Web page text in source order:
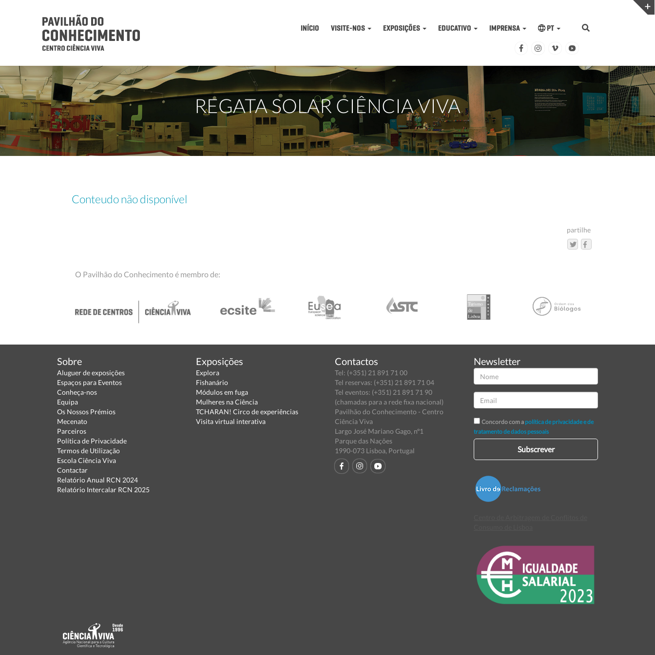
INÍCIO VISITE-NOS EXPOSIÇÕES EDUCATIVO IMPRENSA PT
REGATA SOLAR CIÊNCIA VIVA
Conteudo não disponível
partilhe
O Pavilhão do Conhecimento é membro de:
Sobre
Aluguer de exposições
Espaços para Eventos
Conheça-nos
Equipa
Os Nossos Prémios
Mecenato
Parceiros
Política de Privacidade
Termos de Utilização
Escola Ciência Viva
Contactar
Relatório Anual RCN 2024
Relatório Intercalar RCN 2025
Exposições
Explora
Fishanário
Módulos em fuga
Mulheres na Ciência
TCHARAN! Circo de experiências
Visita virtual interativa
Contactos
Tel: (+351) 21 891 71 00
Tel reservas: (+351) 21 891 71 04
Tel eventos: (+351) 21 891 71 90
(chamadas para a rede fixa nacional)
Pavilhão do Conhecimento - Centro
Ciência Viva
Largo José Mariano Gago, nº1
Parque das Nações
1990-073 Lisboa, Portugal
Newsletter
Concordo com a política de privacidade e de
tratamento de dados pessoais
Subscrever